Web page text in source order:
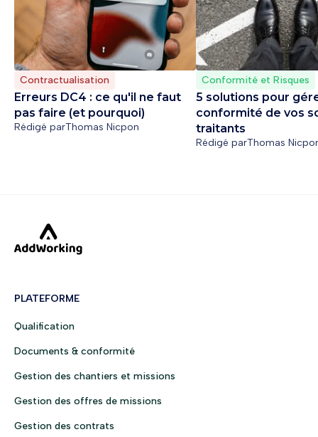
Contractualisation
Erreurs DC4 : ce qu'il ne faut
pas faire (et pourquoi)
Rédigé parThomas Nicpon
Conformité et Risques
5 solutions pour
conformité de vos
traitants
Rédigé parThomas
PLATEFORME
Qualification
Documents & conformité
Gestion des chantiers et missions
Gestion des offres de missions
Gestion des contrats